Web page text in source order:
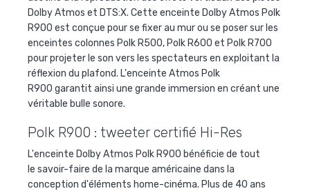
Dolby Atmos et DTS:X. Cette enceinte Dolby Atmos Polk
R900 est conçue pour se fixer au mur ou se poser sur les
enceintes colonnes Polk R500, Polk R600 et Polk R700
pour projeter le son vers les spectateurs en exploitant la
réflexion du plafond. L'enceinte Atmos Polk
R900 garantit ainsi une grande immersion en créant une
véritable bulle sonore.
Polk R900 : tweeter certifié Hi-Res
L'enceinte Dolby Atmos Polk R900 bénéficie de tout
le savoir-faire de la marque américaine dans la
conception d'éléments home-cinéma. Plus de 40 ans